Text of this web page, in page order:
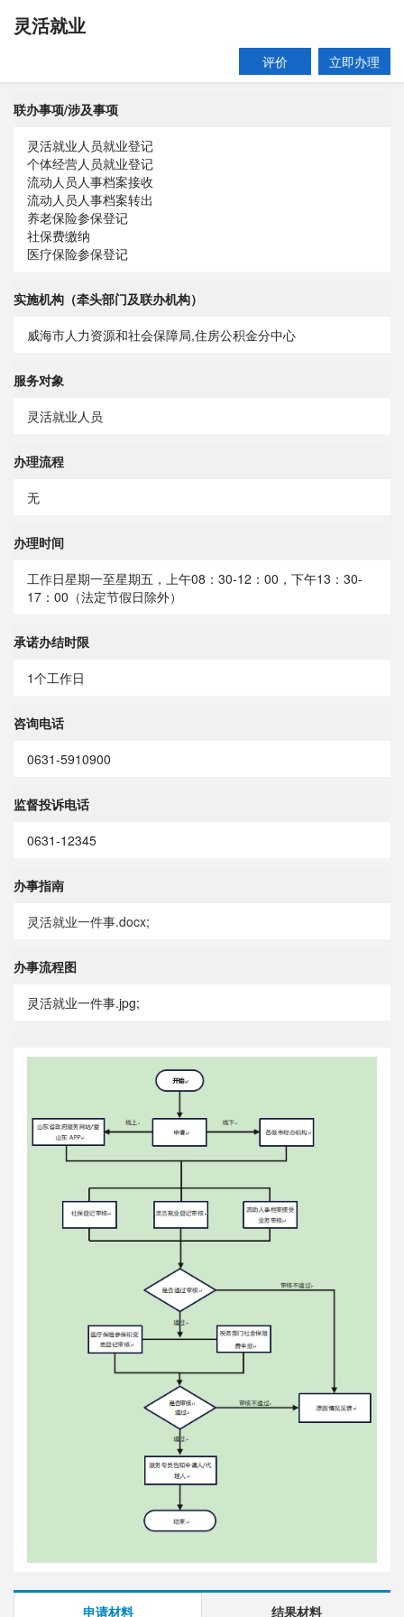
灵活就业
评价 立即办理
联办事项/涉及事项
灵活就业人员就业登记
个体经营人员就业登记
流动人员人事档案接收
流动人员人事档案转出
养老保险参保登记
社保费缴纳
医疗保险参保登记
实施机构（牵头部门及联办机构）
威海市人力资源和社会保障局,住房公积金分中心
服务对象
灵活就业人员
办理流程
无
办理时间
工作日星期一至星期五，上午08：30-12：00，下午13：30-
17：00（法定节假日除外）
承诺办结时限
1个工作日
咨询电话
0631-5910900
监督投诉电话
0631-12345
办事指南
灵活就业一件事.docx;
办事流程图
灵活就业一件事.jpg;
申请材料 结果材料